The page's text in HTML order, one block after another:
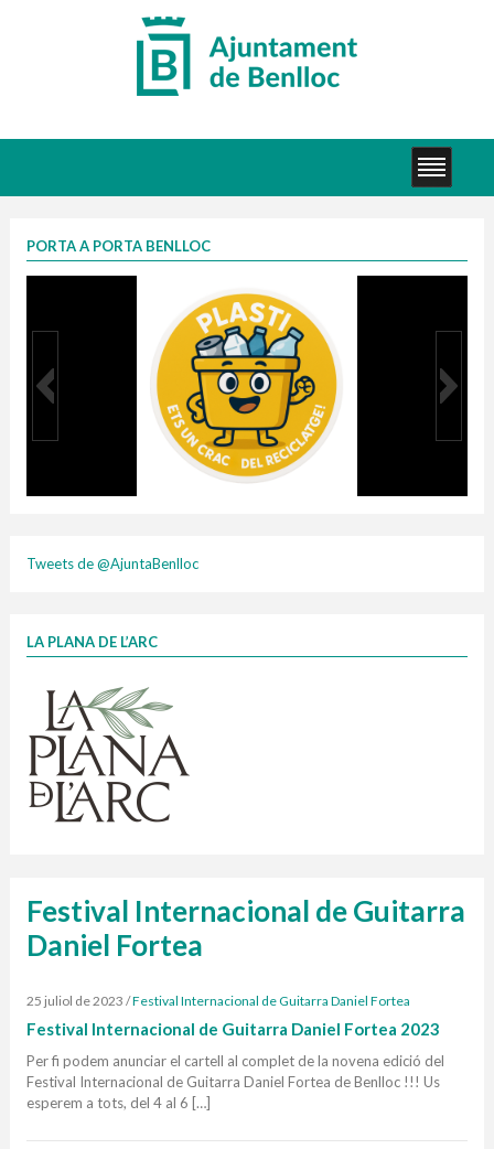
PORTA A PORTA BENLLOC
1 contenidors intel·ligents
Finançat per la Unió Europea – NextGenerationEU
Tweets de @AjuntaBenlloc
LA PLANA DE L’ARC
Festival Internacional de Guitarra
Daniel Fortea
25 juliol de 2023 /Festival Internacional de Guitarra Daniel Fortea
Festival Internacional de Guitarra Daniel Fortea 2023
Per fi podem anunciar el cartell al complet de la novena edició del
Festival Internacional de Guitarra Daniel Fortea de Benlloc !!! Us
esperem a tots, del 4 al 6 […]